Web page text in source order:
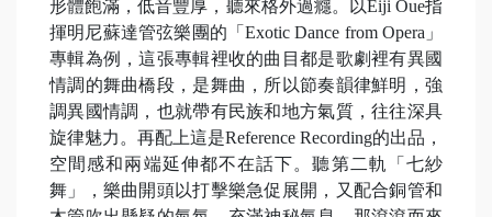
形體飽滿，低音豐厚，聽來格外過癮。以Eiji Oue指
揮明尼蘇達管弦樂團的「Exotic Dance from Opera」
專輯為例，這張專輯裡收的曲目都是歌劇裡有異國
情調的舞曲橋段，是舞曲，所以節奏韻律鮮明，強
調異國情調，也就帶有民族和地方氣質，往往深具
旋律魅力。再配上這是Reference Recording的出品，
空間感和兩端延伸都不在話下。聽第二軌「七紗
舞」，樂曲開頭以打擊樂急促展開，又配合銅管和